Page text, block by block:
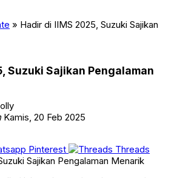
» Hadir di IIMS 2025, Suzuki Sajikan
Suzuki Sajikan Pengalaman
Kamis, 20 Feb 2025
Pinterest Threads